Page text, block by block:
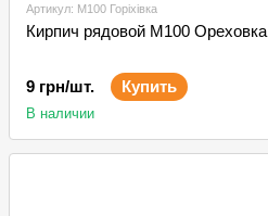
Артикул: М100 Горіхівка
Кирпич рядовой М100 Ореховка
9 грн/шт. Купить
В наличии